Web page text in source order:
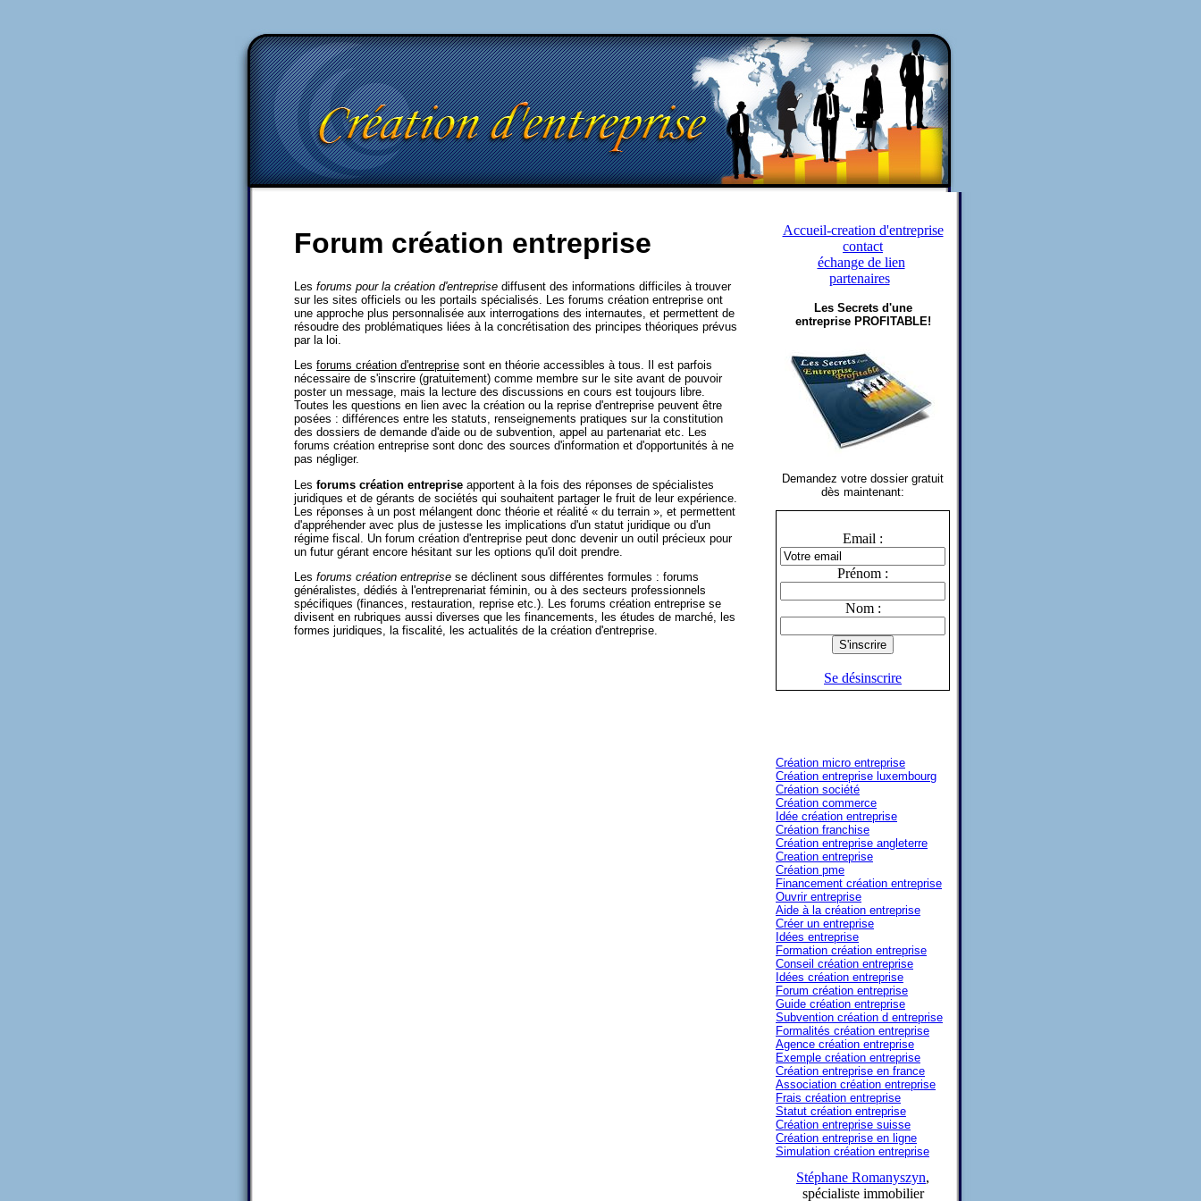
Forum création entreprise
Les forums pour la création d'entreprise diffusent des informations difficiles à trouver
sur les sites officiels ou les portails spécialisés. Les forums création entreprise ont
une approche plus personnalisée aux interrogations des internautes, et permettent de
résoudre des problématiques liées à la concrétisation des principes théoriques prévus
par la loi.
Les forums création d'entreprise sont en théorie accessibles à tous. Il est parfois
nécessaire de s'inscrire (gratuitement) comme membre sur le site avant de pouvoir
poster un message, mais la lecture des discussions en cours est toujours libre.
Toutes les questions en lien avec la création ou la reprise d'entreprise peuvent être
posées : différences entre les statuts, renseignements pratiques sur la constitution
des dossiers de demande d'aide ou de subvention, appel au partenariat etc. Les
forums création entreprise sont donc des sources d'information et d'opportunités à ne
pas négliger.
Les forums création entreprise apportent à la fois des réponses de spécialistes
juridiques et de gérants de sociétés qui souhaitent partager le fruit de leur expérience.
Les réponses à un post mélangent donc théorie et réalité « du terrain », et permettent
d'appréhender avec plus de justesse les implications d'un statut juridique ou d'un
régime fiscal. Un forum création d'entreprise peut donc devenir un outil précieux pour
un futur gérant encore hésitant sur les options qu'il doit prendre.
Les forums création entreprise se déclinent sous différentes formules : forums
généralistes, dédiés à l'entreprenariat féminin, ou à des secteurs professionnels
spécifiques (finances, restauration, reprise etc.). Les forums création entreprise se
divisent en rubriques aussi diverses que les financements, les études de marché, les
formes juridiques, la fiscalité, les actualités de la création d'entreprise.
Accueil-creation d'entreprise
contact
échange de lien
partenaires
Les Secrets d'une
entreprise PROFITABLE!
Demandez votre dossier gratuit
dès maintenant:
Email :
Prénom :
Nom :
Se désinscrire
Création micro entreprise
Création entreprise luxembourg
Création société
Création commerce
Idée création entreprise
Création franchise
Création entreprise angleterre
Creation entreprise
Création pme
Financement création entreprise
Ouvrir entreprise
Aide à la création entreprise
Créer un entreprise
Idées entreprise
Formation création entreprise
Conseil création entreprise
Idées création entreprise
Forum création entreprise
Guide création entreprise
Subvention création d entreprise
Formalités création entreprise
Agence création entreprise
Exemple création entreprise
Création entreprise en france
Association création entreprise
Frais création entreprise
Statut création entreprise
Création entreprise suisse
Création entreprise en ligne
Simulation création entreprise
Stéphane Romanyszyn,
spécialiste immobilier